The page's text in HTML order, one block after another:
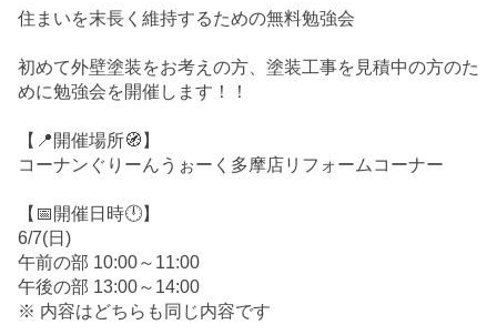
住まいを末長く維持するための無料勉強会
初めて外壁塗装をお考えの方、塗装工事を見積中の方のた
めに勉強会を開催します！！
【📍開催場所🧭】
コーナンぐりーんうぉーく多摩店リフォームコーナー
【📅開催日時🕛】
6/7(日)
午前の部 10:00～11:00
午後の部 13:00～14:00
※ 内容はどちらも同じ内容です